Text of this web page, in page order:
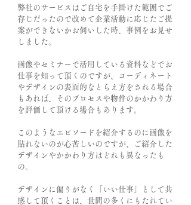
弊社のサービスはご自宅を手掛けた範囲でご
存じだったので改めて企業活動に応じたご提
案ができないかお伺いした時、事例をお見せ
しました。
画像やセミナーで活用している資料などでお
仕事を知って頂くのですが、コーディネート
やデザインの表面的なとらえ方をされる場合
もあれば、そのプロセスや物件のかかわり方
を評価して頂ける場合もあります。
このようなエピソードを紹介するのに画像を
貼れないのが心苦しいのですが、ご紹介した
デザインやかかわり方はどれも異なったも
の。
デザインに偏りがなく「いい仕事」として共
感して頂くことは、世間の多くにもたれてい